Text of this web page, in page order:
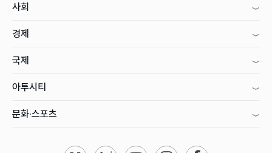
사회
경제
국제
아투시티
문화·스포츠